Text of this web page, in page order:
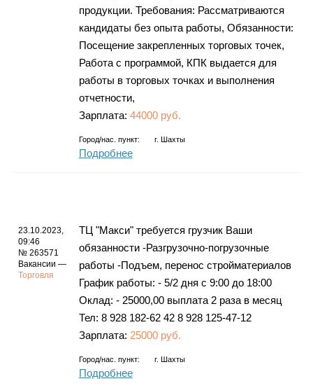
продукции. Требования: Рассматриваются
кандидаты без опыта работы, Обязанности:
Посещение закрепленных торговых точек,
Работа с программой, КПК выдается для
работы в торговых точках и выполнения
отчетности,
Зарплата: 44000 руб.
Город/нас. пункт: г. Шахты
Подробнее
23.10.2023,
09:46
№ 263571
Вакансии —
Торговля
ТЦ "Макси" требуется грузчик Ваши
обязанности -Разгрузочно-погрузочные
работы -Подъем, перенос стройматериалов
График работы: - 5/2 дня с 9:00 до 18:00
Оклад: - 25000,00 выплата 2 раза в месяц
Тел: 8 928 182-62 42 8 928 125-47-12
Зарплата: 25000 руб.
Город/нас. пункт: г. Шахты
Подробнее